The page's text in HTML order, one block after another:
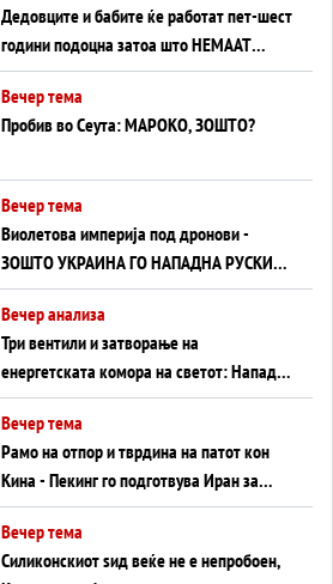
Дедовците и бабите ќе работат пет-шест
години подоцна затоа што НЕМААТ
ВНУЦИ ДА ГИ ЗАМЕНАТ
Вечер тема
Пробив во Сеута: МАРОКО, ЗОШТО?
Вечер тема
Виолетова империја под дронови -
ЗОШТО УКРАИНА ГО НАПАДНА РУСКИОТ
WILDBERRIES
Вечер анализа
Три вентили и затворање на
енергетската комора на светот: Нападот
во Суец најавува глобален енергетски
инфаркт?
Вечер тема
Рамо на отпор и тврдина на патот кон
Кина - Пекинг го подготвува Иран за
американска копнена инвазија
Вечер тема
Силиконскиот ѕид веќе не е непробоен,